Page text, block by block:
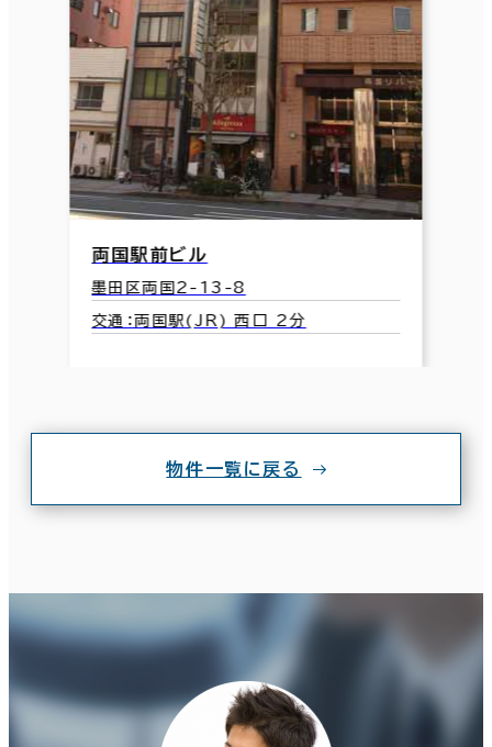
両国駅前ビル
墨田区両国2-13-8
交通：両国駅(JR) 西口 2分
物件一覧に戻る